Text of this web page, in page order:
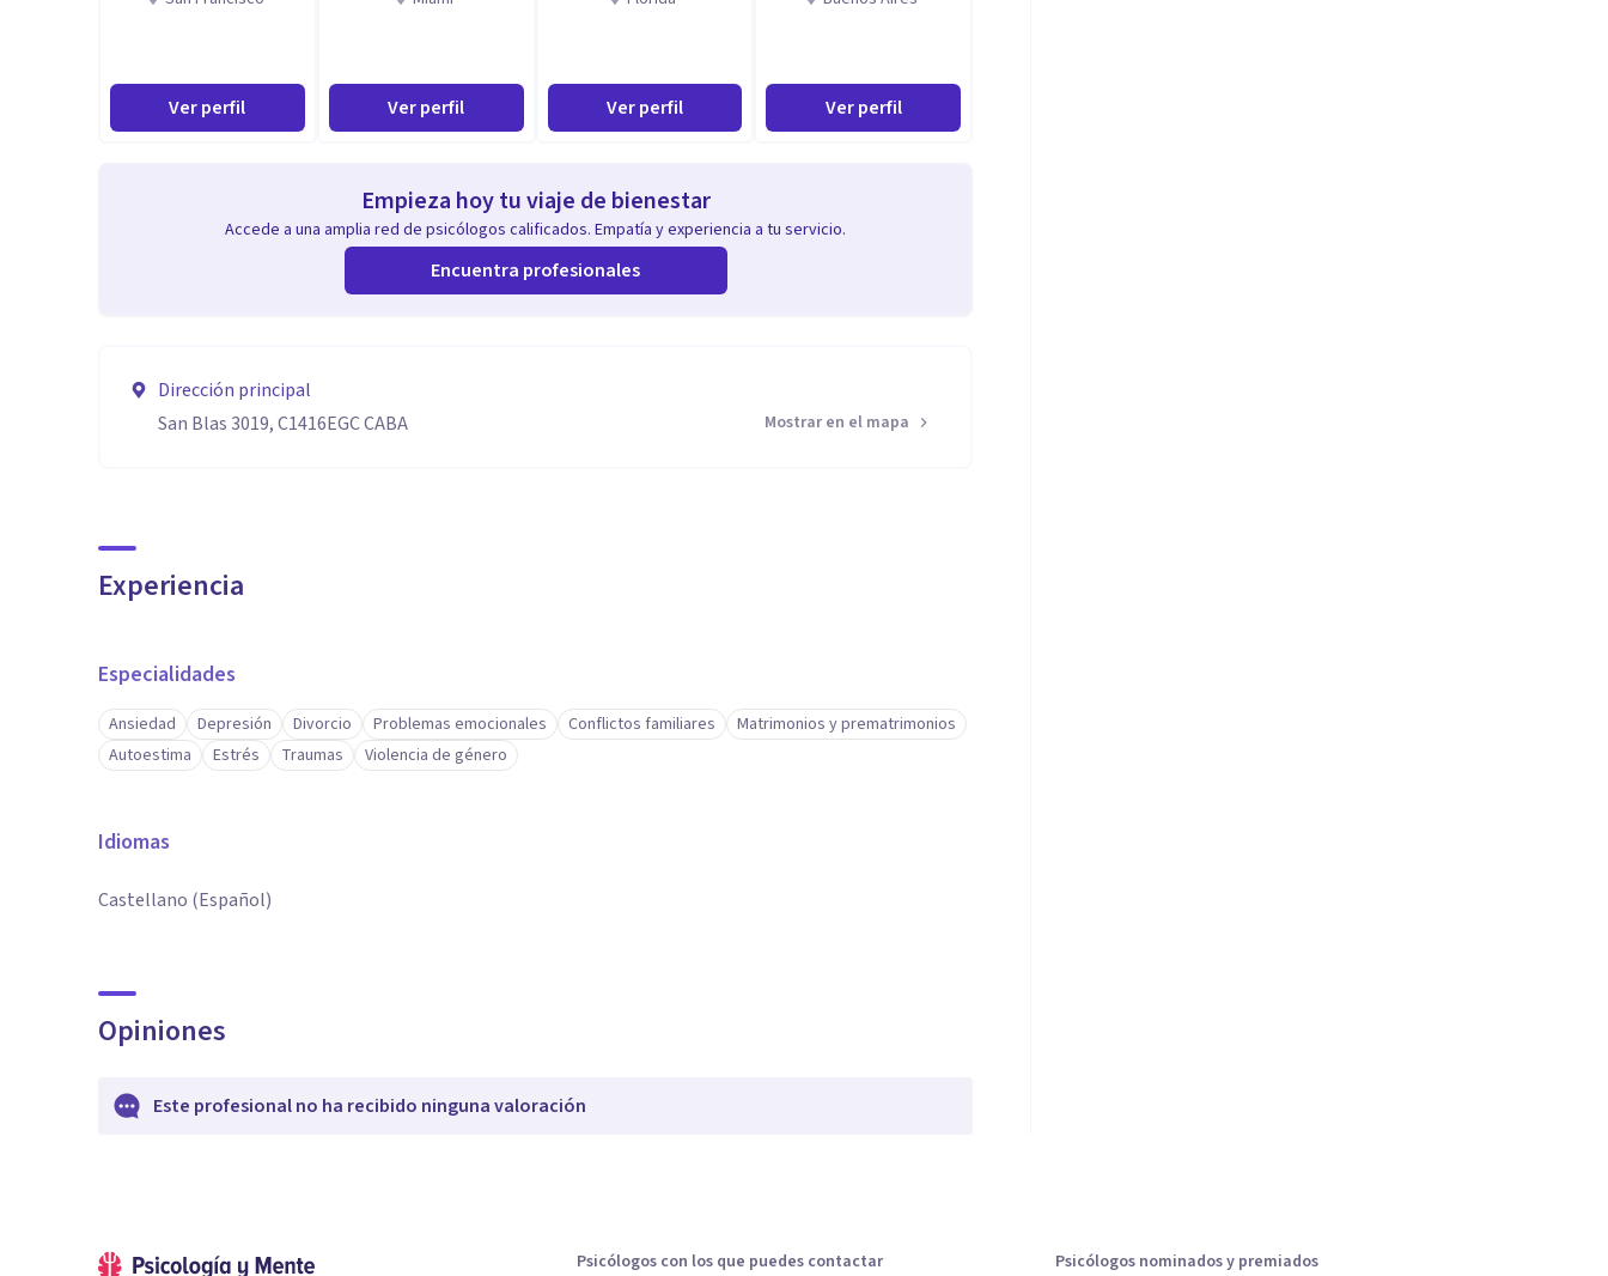
Ver perfil Ver perfil Ver perfil Ver perfil
Empieza hoy tu viaje de bienestar
Accede a una amplia red de psicólogos calificados. Empatía y experiencia a tu servicio.
Encuentra profesionales
Dirección principal
San Blas 3019, C1416EGC CABA
Mostrar en el mapa
Experiencia
Especialidades
Ansiedad Depresión Divorcio Problemas emocionales Conflictos familiares
Matrimonios y prematrimonios
Autoestima
Estrés Traumas Violencia de género
Idiomas
Castellano (Español)
Opiniones
Este profesional no ha recibido ninguna valoración
Psicólogos con los que puedes contactar Psicólogos nominados y premiados